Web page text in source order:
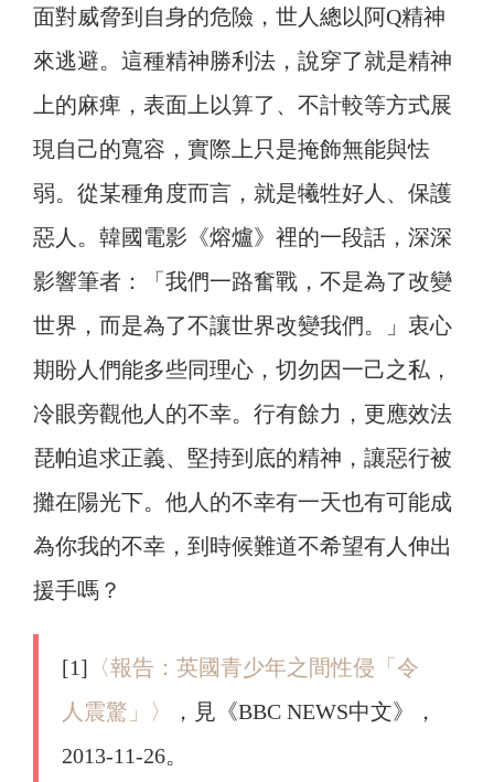
面對威脅到自身的危險，世人總以阿Q精神
來逃避。這種精神勝利法，說穿了就是精神
上的麻痺，表面上以算了、不計較等方式展
現自己的寬容，實際上只是掩飾無能與怯
弱。從某種角度而言，就是犧牲好人、保護
惡人。韓國電影《熔爐》裡的一段話，深深
影響筆者：「我們一路奮戰，不是為了改變
世界，而是為了不讓世界改變我們。」衷心
期盼人們能多些同理心，切勿因一己之私，
冷眼旁觀他人的不幸。行有餘力，更應效法
琵帕追求正義、堅持到底的精神，讓惡行被
攤在陽光下。他人的不幸有一天也有可能成
為你我的不幸，到時候難道不希望有人伸出
援手嗎？
[1] 〈報告：英國青少年之間性侵「令
人震驚」〉
，見《BBC NEWS中文》，
2013-11-26。